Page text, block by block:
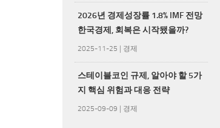
2026년 경제성장률 1.8% IMF 전망
한국경제, 회복은 시작됐을까?
2025-11-25 | 경제
스테이블코인 규제, 알아야 할 5가
지 핵심 위험과 대응 전략
2025-09-09 | 경제